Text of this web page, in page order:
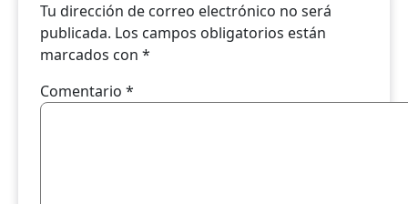
Tu dirección de correo electrónico no será
publicada. Los campos obligatorios están
marcados con *
Comentario *